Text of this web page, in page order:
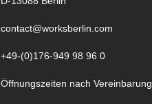
contact@worksberlin.com
+49-(0)176-949 98 96 0
Öffnungszeiten nach Vereinbarung